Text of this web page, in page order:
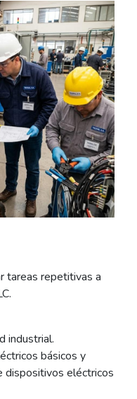
tareas repetitivas a
industrial.
básicos y
dispositivos eléctricos